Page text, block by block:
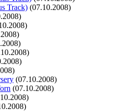
Track) (07.10.2008)
(07.10.2008)
(07.10.2008)